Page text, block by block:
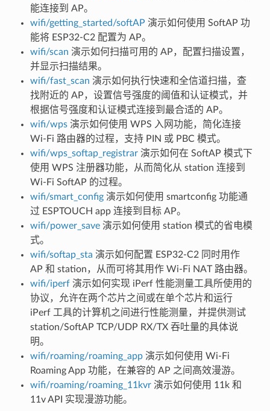
能连接到 AP。
wifi/getting_started/softAP 演示如何使用 SoftAP 功
能将 ESP32-C2 配置为 AP。
wifi/scan 演示如何扫描可用的 AP，配置扫描设置，
并显示扫描结果。
wifi/fast_scan 演示如何执行快速和全信道扫描，查
找附近的 AP，设置信号强度的阈值和认证模式，并
根据信号强度和认证模式连接到最合适的 AP。
wifi/wps演示如何使用 WPS 入网功能，简化连接
Wi-Fi 路由器的过程，支持 PIN 或 PBC 模式。
wifi/wps_softap_registrar演示如何在 SoftAP 模式下
使用 WPS 注册器功能，从而简化从 station 连接到
Wi-Fi SoftAP 的过程。
wifi/smart_config演示如何使用 smartconfig 功能通
过 ESPTOUCH app 连接到目标 AP。
wifi/power_save演示如何使用 station 模式的省电模
式。
wifi/softap_sta 演示如何配置 ESP32-C2 同时用作
AP 和 station，从而可将其用作 Wi-Fi NAT 路由器。
wifi/iperf演示如何实现 iPerf 性能测量工具所使用的
协议，允许在两个芯片之间或在单个芯片和运行
iPerf 工具的计算机之间进行性能测量，并提供测试
station/SoftAP TCP/UDP RX/TX 吞吐量的具体说
明。
wifi/roaming/roaming_app演示如何使用 Wi-Fi
Roaming App 功能，在兼容的 AP 之间高效漫游。
wifi/roaming/roaming_11kvr演示如何使用 11k 和
11v API 实现漫游功能。